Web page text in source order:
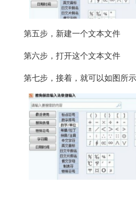
第五步，新建一个文本文件
第六步，打开这个文本文件
第七步，接着，就可以如图所